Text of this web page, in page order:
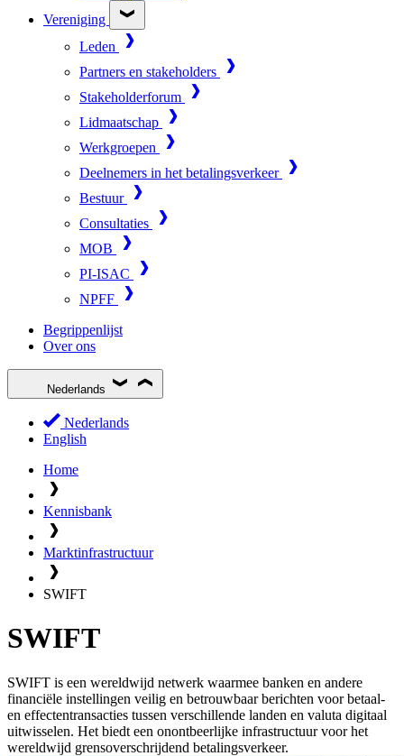
Vereniging
Leden
Partners en stakeholders
Stakeholderforum
Lidmaatschap
Werkgroepen
Deelnemers in het betalingsverkeer
Bestuur
Consultaties
MOB
PI-ISAC
NPFF
Begrippenlijst
Over ons
Nederlands
Nederlands
English
Home
Kennisbank
Marktinfrastructuur
SWIFT
SWIFT
SWIFT is een wereldwijd netwerk waarmee banken en andere
financiële instellingen veilig en betrouwbaar berichten voor betaal-
en effectentransacties tussen verschillende landen en valuta digitaal
uitwisselen. Het biedt een onontbeerlijke infrastructuur voor het
wereldwijd grensoverschrijdend betalingsverkeer.